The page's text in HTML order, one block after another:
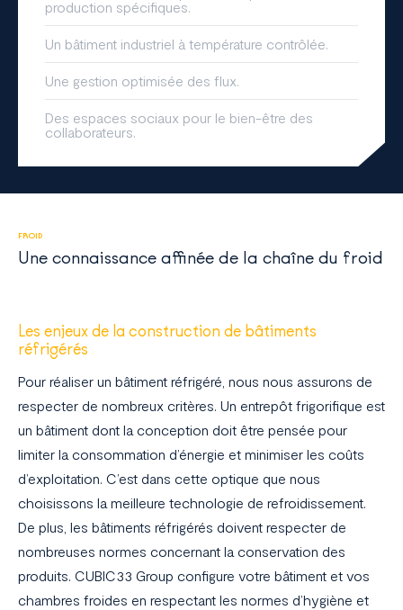
production spécifiques.
Un bâtiment industriel à température contrôlée.
Une gestion optimisée des flux.
Des espaces sociaux pour le bien-être des
collaborateurs.
FROID
Une connaissance affinée de la chaîne du froid
Les enjeux de la construction de bâtiments
réfrigérés
Pour réaliser un bâtiment réfrigéré, nous nous assurons de
respecter de nombreux critères. Un entrepôt frigorifique est
un bâtiment dont la conception doit être pensée pour
limiter la consommation d’énergie et minimiser les coûts
d’exploitation. C’est dans cette optique que nous
choisissons la meilleure technologie de refroidissement.
De plus, les bâtiments réfrigérés doivent respecter de
nombreuses normes concernant la conservation des
produits. CUBIC33 Group configure votre bâtiment et vos
chambres froides en respectant les normes d’hygiène et